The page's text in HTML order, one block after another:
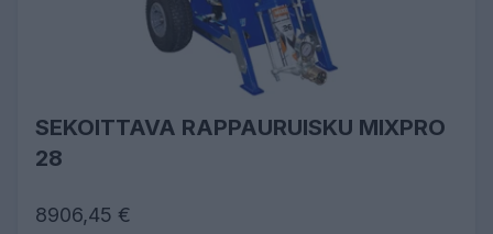
SEKOITTAVA RAPPAURUISKU MIXPRO
28
8906,45 €